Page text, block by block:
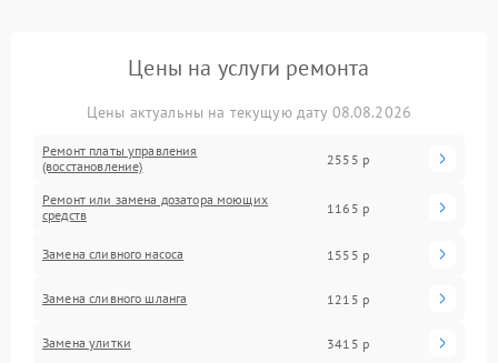
Цены на услуги ремонта
Цены актуальны на текущую дату 08.08.2026
Ремонт платы управления
(восстановление)
2555 р
Ремонт или замена дозатора моющих
средств
1165 р
Замена сливного насоса 1555 р
Замена сливного шланга 1215 р
Замена улитки 3415 р